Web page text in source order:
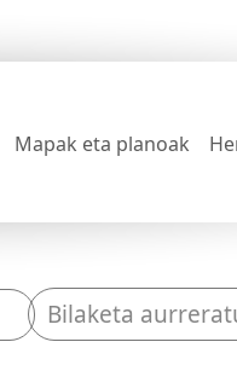
Mapak eta planoak
Bilaketa